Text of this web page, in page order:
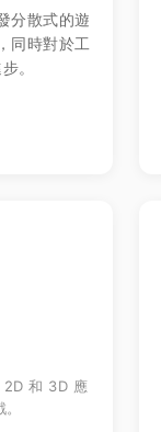
分散式的遊
同時對於工
。
2D 和 3D 應